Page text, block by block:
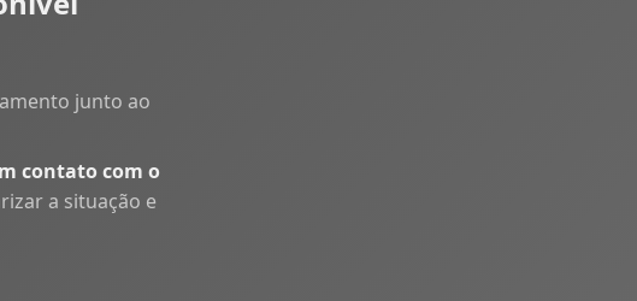
junto ao
contato com o
a situação e